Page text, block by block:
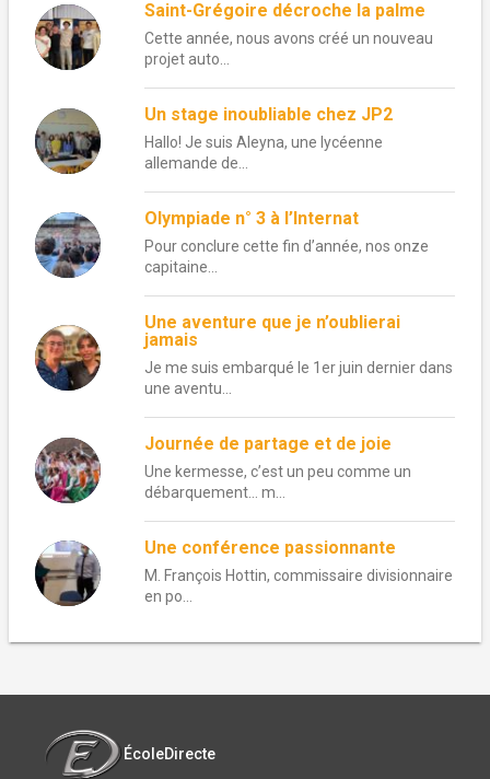
Saint-Grégoire décroche la palme
Cette année, nous avons créé un nouveau
projet auto...
Un stage inoubliable chez JP2
Hallo! Je suis Aleyna, une lycéenne
allemande de...
Olympiade n° 3 à l’Internat
Pour conclure cette fin d’année, nos onze
capitaine...
Une aventure que je n’oublierai
jamais
Je me suis embarqué le 1er juin dernier dans
une aventu...
Journée de partage et de joie
Une kermesse, c’est un peu comme un
débarquement… m...
Une conférence passionnante
M. François Hottin, commissaire divisionnaire
en po...
ÉcoleDirecte